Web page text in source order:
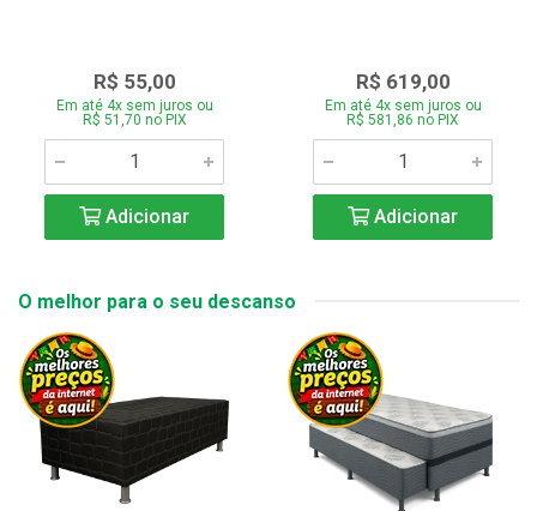
R$ 55,00
Em até 4x sem juros ou
R$ 51,70 no PIX
Adicionar
R$ 619,00
Em até 4x sem juros ou
R$ 581,86 no PIX
Adicionar
O melhor para o seu descanso